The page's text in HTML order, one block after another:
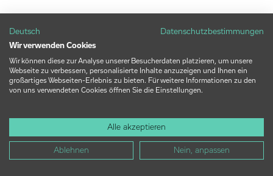
Deutsch
Datenschutzbestimmungen
Wir verwenden Cookies
Wir können diese zur Analyse unserer Besucherdaten platzieren, um unsere
Webseite zu verbessern, personalisierte Inhalte anzuzeigen und Ihnen ein
großartiges Webseiten-Erlebnis zu bieten. Für weitere Informationen zu den
von uns verwendeten Cookies öffnen Sie die Einstellungen.
Alle akzeptieren
Ablehnen Nein, anpassen